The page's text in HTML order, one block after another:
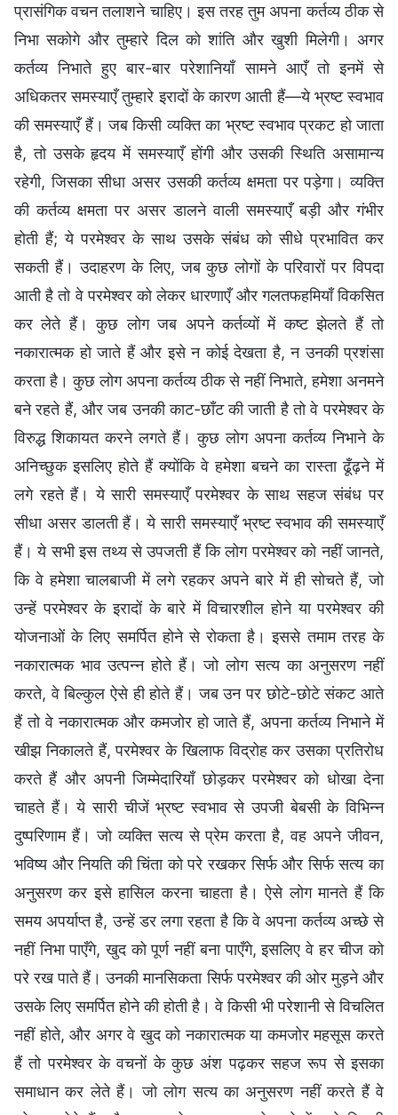
प्रासंगिक वचन तलाशने चाहिए। इस तरह तुम अपना कर्तव्य ठीक से
निभा सकोगे और तुम्हारे दिल को शांति और खुशी मिलेगी। अगर
कर्तव्य निभाते हुए बार-बार परेशानियाँ सामने आएँ तो इनमें से
अधिकतर समस्याएँ तुम्हारे इरादों के कारण आती हैं—ये भ्रष्ट स्वभाव
की समस्याएँ हैं। जब किसी व्यक्ति का भ्रष्ट स्वभाव प्रकट हो जाता
है, तो उसके हृदय में समस्याएँ होंगी और उसकी स्थिति असामान्य
रहेगी, जिसका सीधा असर उसकी कर्तव्य क्षमता पर पड़ेगा। व्यक्ति
की कर्तव्य क्षमता पर असर डालने वाली समस्याएँ बड़ी और गंभीर
होती हैं; ये परमेश्वर के साथ उसके संबंध को सीधे प्रभावित कर
सकती हैं। उदाहरण के लिए, जब कुछ लोगों के परिवारों पर विपदा
आती है तो वे परमेश्वर को लेकर धारणाएँ और गलतफहमियाँ विकसित
कर लेते हैं। कुछ लोग जब अपने कर्तव्यों में कष्ट झेलते हैं तो
नकारात्मक हो जाते हैं और इसे न कोई देखता है, न उनकी प्रशंसा
करता है। कुछ लोग अपना कर्तव्य ठीक से नहीं निभाते, हमेशा अनमने
बने रहते हैं, और जब उनकी काट-छाँट की जाती है तो वे परमेश्वर के
विरुद्ध शिकायत करने लगते हैं। कुछ लोग अपना कर्तव्य निभाने के
अनिच्छुक इसलिए होते हैं क्योंकि वे हमेशा बचने का रास्ता ढूँढ़ने में
लगे रहते हैं। ये सारी समस्याएँ परमेश्वर के साथ सहज संबंध पर
सीधा असर डालती हैं। ये सारी समस्याएँ भ्रष्ट स्वभाव की समस्याएँ
हैं। ये सभी इस तथ्य से उपजती हैं कि लोग परमेश्वर को नहीं जानते,
कि वे हमेशा चालबाजी में लगे रहकर अपने बारे में ही सोचते हैं, जो
उन्हें परमेश्वर के इरादों के बारे में विचारशील होने या परमेश्वर की
योजनाओं के लिए समर्पित होने से रोकता है। इससे तमाम तरह के
नकारात्मक भाव उत्पन्न होते हैं। जो लोग सत्य का अनुसरण नहीं
करते, वे बिल्कुल ऐसे ही होते हैं। जब उन पर छोटे-छोटे संकट आते
हैं तो वे नकारात्मक और कमजोर हो जाते हैं, अपना कर्तव्य निभाने में
खीझ निकालते हैं, परमेश्वर के खिलाफ विद्रोह कर उसका प्रतिरोध
करते हैं और अपनी जिम्मेदारियाँ छोड़कर परमेश्वर को धोखा देना
चाहते हैं। ये सारी चीजें भ्रष्ट स्वभाव से उपजी बेबसी के विभिन्न
दुष्परिणाम हैं। जो व्यक्ति सत्य से प्रेम करता है, वह अपने जीवन,
भविष्य और नियति की चिंता को परे रखकर सिर्फ और सिर्फ सत्य का
अनुसरण कर इसे हासिल करना चाहता है। ऐसे लोग मानते हैं कि
समय अपर्याप्त है, उन्हें डर लगा रहता है कि वे अपना कर्तव्य अच्छे से
नहीं निभा पाएँगे, खुद को पूर्ण नहीं बना पाएँगे, इसलिए वे हर चीज को
परे रख पाते हैं। उनकी मानसिकता सिर्फ परमेश्वर की ओर मुड़ने और
उसके लिए समर्पित होने की होती है। वे किसी भी परेशानी से विचलित
नहीं होते, और अगर वे खुद को नकारात्मक या कमजोर महसूस करते
हैं तो परमेश्वर के वचनों के कुछ अंश पढ़कर सहज रूप से इसका
समाधान कर लेते हैं। जो लोग सत्य का अनुसरण नहीं करते हैं वे